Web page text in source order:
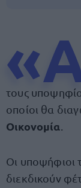
τους
οποίοι θα
Οικονομία
Οι υποψήφιοι
διεκδικούν